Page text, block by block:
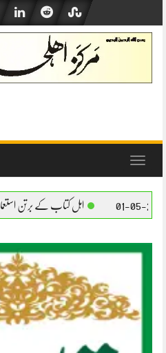
content
Toggle
اہل کتاب کے برتن استعمال کرنے کا بیان – مولانا